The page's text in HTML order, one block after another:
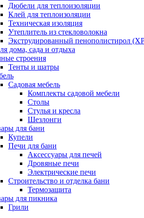
Дюбели для теплоизоляции
Клей для теплоизоляции
Техническая изоляция
Утеплитель из стекловолокна
Экструдированный пенополистирол
дома, сада и отдыха
строения
Тенты и шатры
Садовая мебель
Комплекты садовой мебели
Столы
Стулья и кресла
Шезлонги
для бани
Купели
Печи для бани
Аксессуары для печей
Дровяные печи
Электрические печи
Строительство и отделка бани
Термозащита
для пикника
Грили